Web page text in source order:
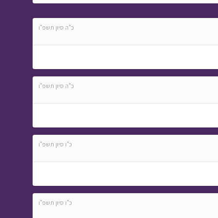
כ"ה סיון תשפ"ו
כ"ה סיון תשפ"ו
כ"ו סיון תשפ"ו
כ"ו סיון תשפ"ו